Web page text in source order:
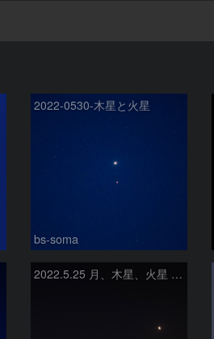
2022-0530-木星と火星
bs-soma
2022.5.25 月、木星、火星 接近(埼玉県桶川市)